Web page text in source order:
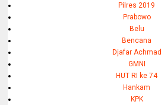
Pilres 2019
Prabowo
Belu
Bencana
Djafar Achmad
GMNI
HUT RI ke 74
Hankam
KPK